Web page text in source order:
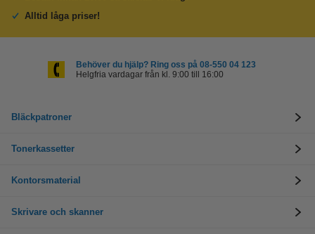
Alltid låga priser!
Behöver du hjälp? Ring oss på 08-550 04 123
Helgfria vardagar från kl. 9:00 till 16:00
Bläckpatroner
Tonerkassetter
Kontorsmaterial
Skrivare och skanner